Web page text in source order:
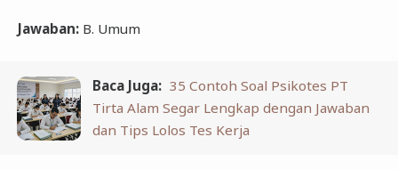
Jawaban:B. Umum
Baca Juga: 35 Contoh Soal Psikotes PT
Tirta Alam Segar Lengkap dengan Jawaban
dan Tips Lolos Tes Kerja